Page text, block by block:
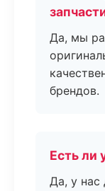
Да, мы
брендов.
Есть ли
Да, у нас